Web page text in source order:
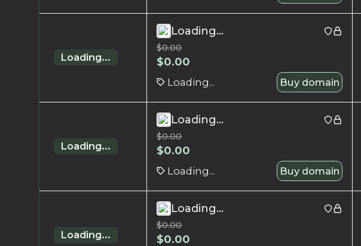
Loading...
Loading...
$0.00
$0.00
Loading... Buy domain
Loading...
Loading...
$0.00
$0.00
Loading... Buy domain
Loading...
Loading...
$0.00
$0.00